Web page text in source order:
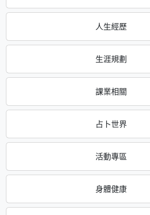
人生經歷
生涯規劃
課業相關
占卜世界
活動專區
身體健康